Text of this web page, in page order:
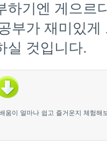
하기엔 게으르
부가 재미있
실 것입니다.
움이 얼마나 쉽고 즐거운지 체험해